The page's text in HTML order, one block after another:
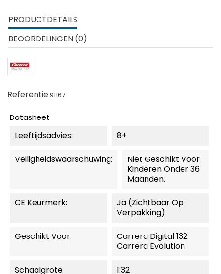
PRODUCTDETAILS
BEOORDELINGEN (0)
Referentie91167
Datasheet
Leeftijdsadvies: 8+
Veiligheidswaarschuwing:
Niet Geschikt Voor
Kinderen Onder 36
Maanden.
CE Keurmerk:
Ja (zichtbaar Op
Verpakking)
Geschikt Voor:
Carrera Digital 132
Carrera Evolution
Schaalgrote
1:32